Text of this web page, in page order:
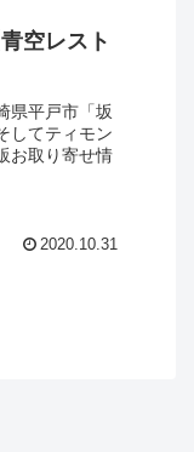
空レスト
県平戸市「坂
してティモン
お取り寄せ情
2020.10.31